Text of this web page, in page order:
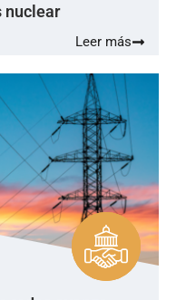
nuclear
Leer más